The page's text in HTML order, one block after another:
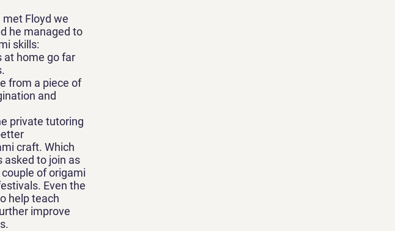
Floyd we
he managed to
skills:
at home go far
from a piece of
and
private tutoring
craft. Which
asked to join as
of origami
Even the
help teach
improve